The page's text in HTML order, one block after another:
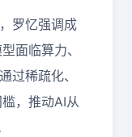
罗忆强调成
面临算力、
过稀疏化、
，推动AI从